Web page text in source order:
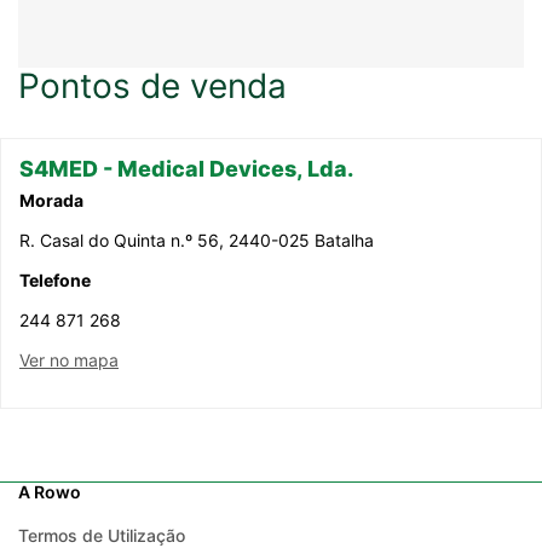
Pontos de venda
S4MED - Medical Devices, Lda.
Morada
R. Casal do Quinta n.º 56, 2440-025 Batalha
Telefone
244 871 268
Ver no mapa
A Rowo
Termos de Utilização